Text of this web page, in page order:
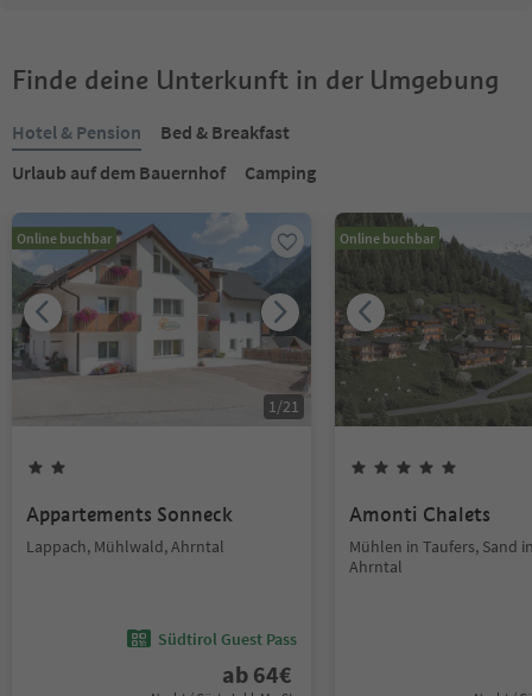
Finde deine Unterkunft in der Umgebung
Hotel & Pension
Bed & Breakfast
Urlaub auf dem Bauernhof
Camping
Online buchbar
1/21
Appartements Sonneck
Lappach, Mühlwald, Ahrntal
Südtirol Guest Pass
ab 64€
Online buchbar
Amonti Chalets
Mühlen in Taufers, Sand
Ahrntal